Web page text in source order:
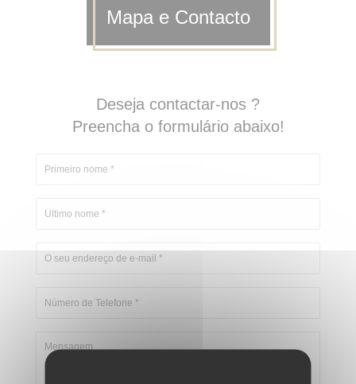
Mapa e Contacto
Deseja contactar-nos ?
Preencha o formulário abaixo!